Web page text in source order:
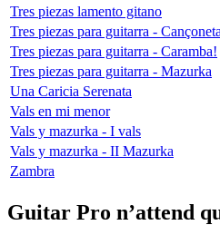
Tres piezas lamento gitano
Tres piezas para guitarra - Cançoneta
Tres piezas para guitarra - Caramba!
Tres piezas para guitarra - Mazurka
Una Caricia Serenata
Vals en mi menor
Vals y mazurka - I vals
Vals y mazurka - II Mazurka
Zambra
Guitar Pro n’attend